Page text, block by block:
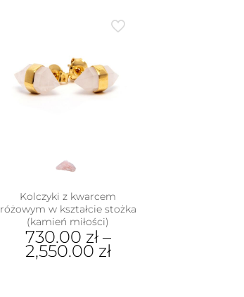
Opcje
można
wybrać
Kolczyki z kwarcem
różowym w kształcie stożka
(kamień miłości)
730.00 zł–
2,550.00 zł